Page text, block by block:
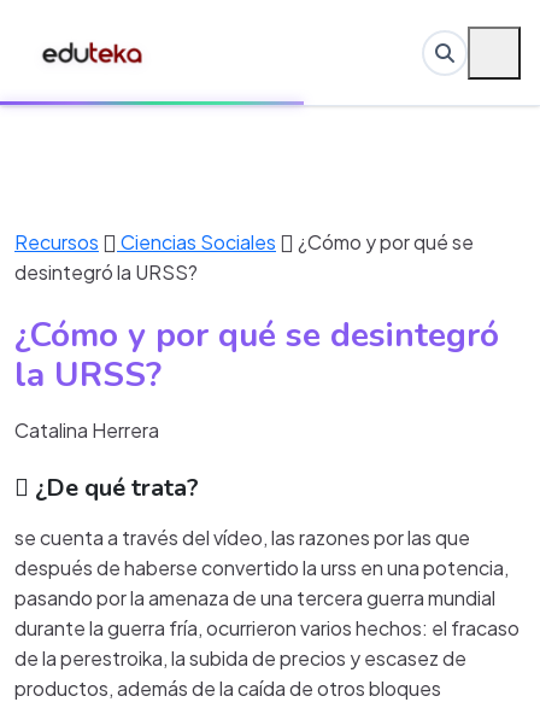
Recursos Ciencias Sociales
¿Cómo y por qué se
desintegró la URSS?
¿Cómo y por qué se desintegró
la URSS?
Catalina Herrera
¿De qué trata?
se cuenta a través del vídeo, las razones por las que
después de haberse convertido la urss en una potencia,
pasando por la amenaza de una tercera guerra mundial
durante la guerra fría, ocurrieron varios hechos: el fracaso
de la perestroika, la subida de precios y escasez de
productos, además de la caída de otros bloques